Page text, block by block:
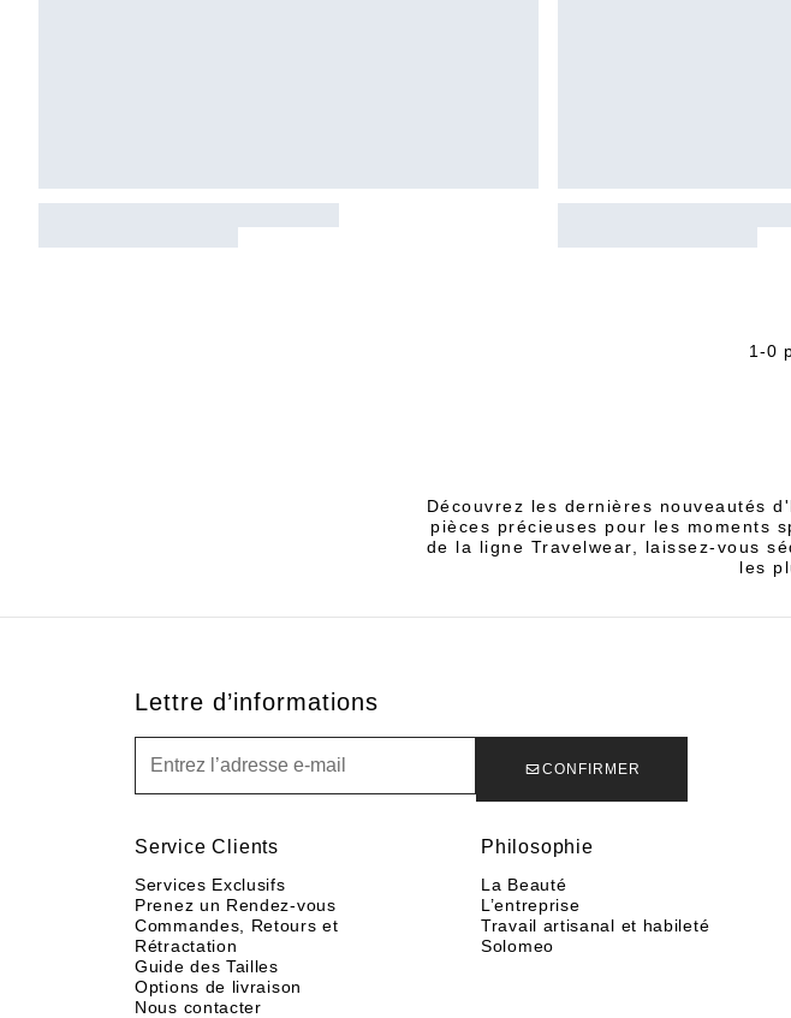
1-0
Découvrez les dernières nouveautés
pièces précieuses pour les moments
de la ligne Travelwear, laissez-vous
les
Lettre d’informations
CONFIRMER
Service Clients
Services Exclusifs
Prenez un Rendez-vous
Commandes, Retours et
Rétractation
Guide des Tailles
Options de livraison
Nous contacter
Philosophie
La Beauté
L’entreprise
Travail artisanal et habileté
Solomeo